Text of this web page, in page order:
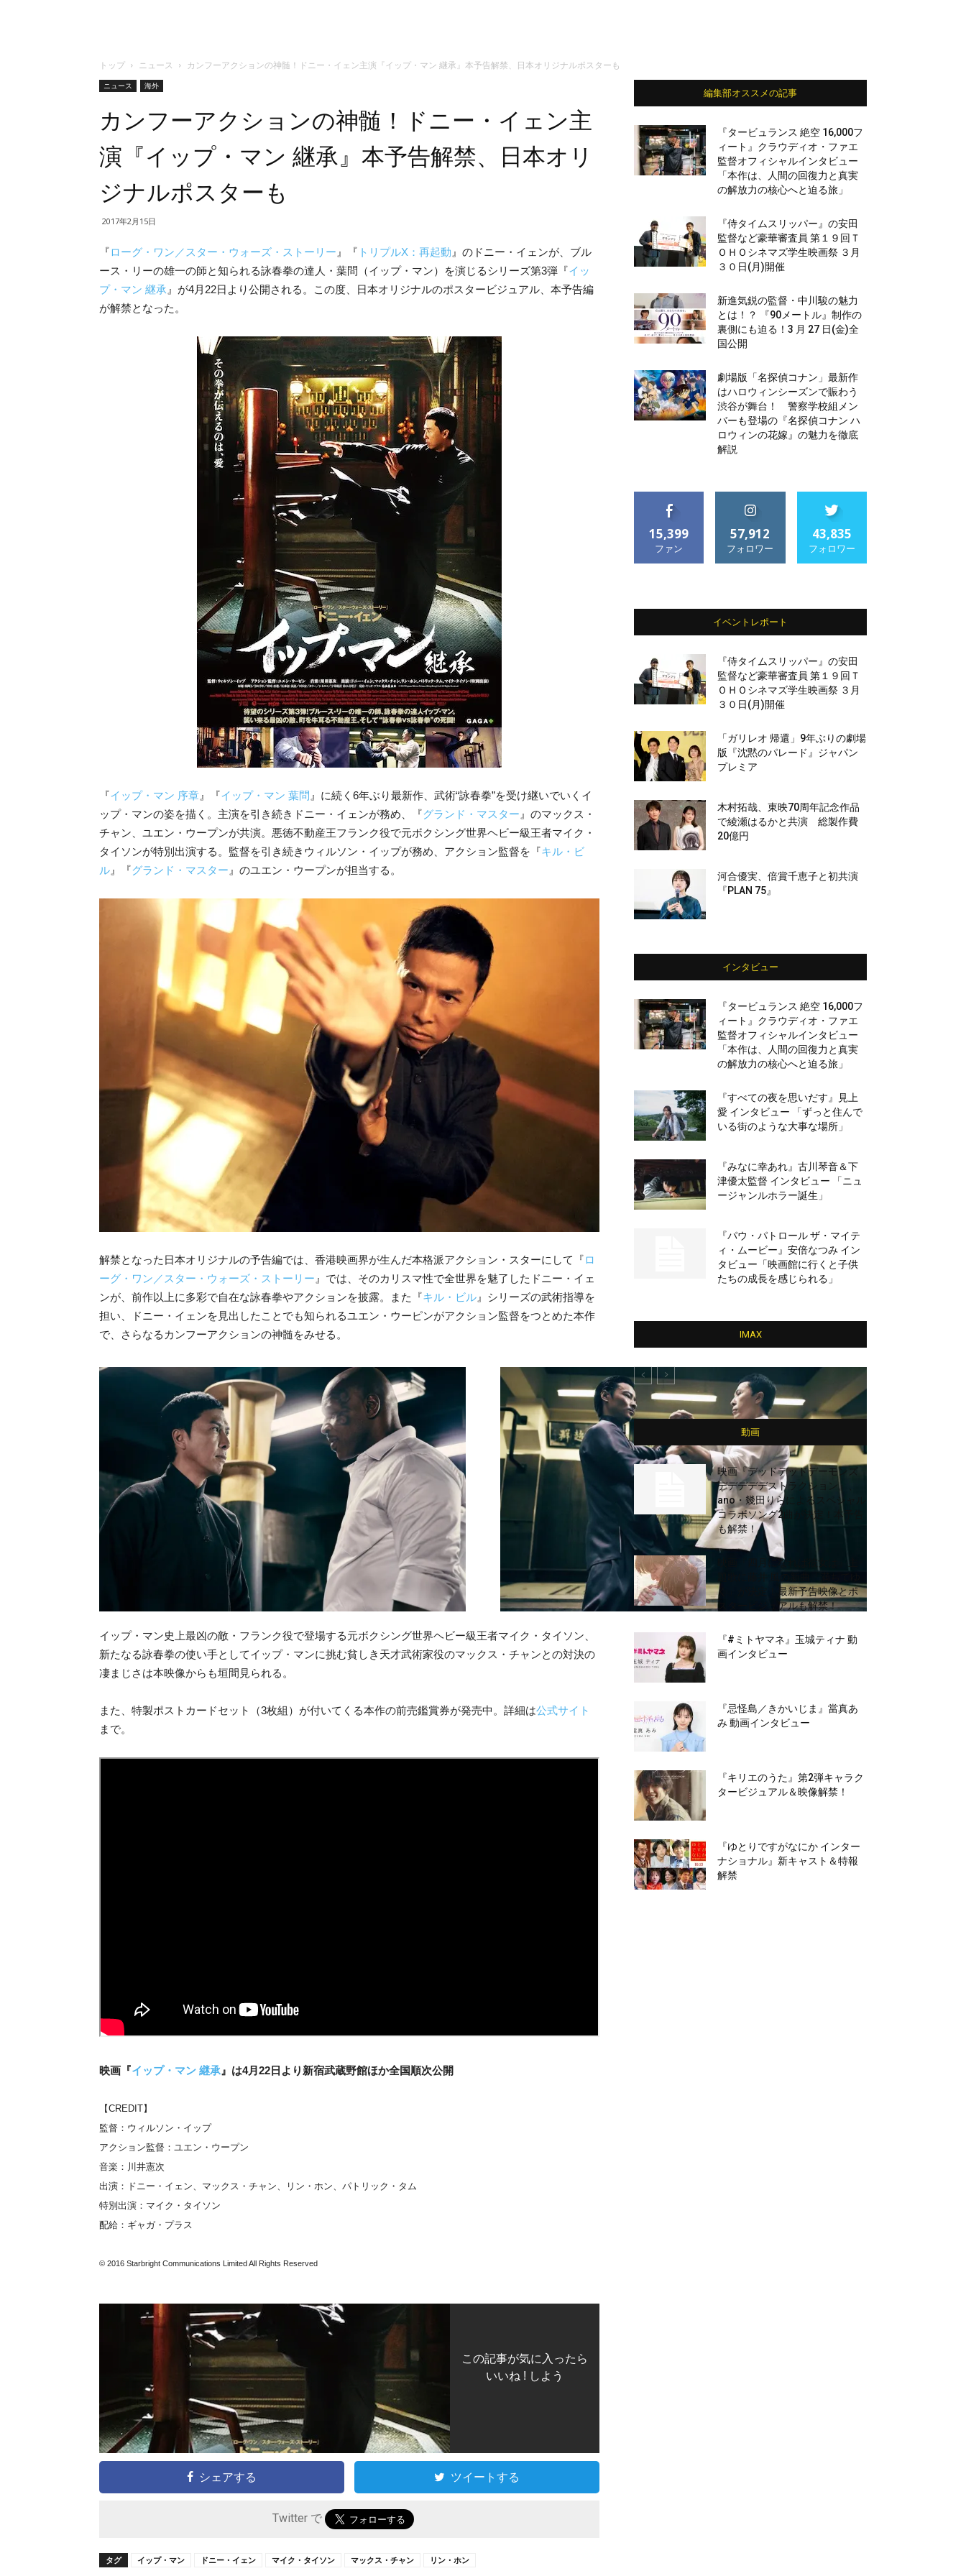
トップ ニュース カンフーアクションの神髄！ドニー・イェン主演『イップ・マン 継承』本予告解禁、日本オリジナルポスターも
ニュース 海外
カンフーアクションの神髄！ドニー・イェン主
演『イップ・マン 継承』本予告解禁、日本オリ
ジナルポスターも
2017年2月15日
『ローグ・ワン／スター・ウォーズ・ストーリー 』『 トリプルX：再起動 』のドニー・イェンが、ブル
ース・リーの雄一の師と知られる詠春拳の達人・葉問（イップ・マン）を演じるシリーズ第3弾『イッ
プ・マン 継承 』が4月22日より公開される。この度、日本オリジナルのポスタービジュアル、本予告編
が解禁となった。
『イップ・マン 序章 』『イップ・マン 葉問 』に続く6年ぶり最新作、武術“詠春拳”を受け継いでいくイ
ップ・マンの姿を描く。主演を引き続きドニー・イェンが務め、『グランド・マスター 』のマックス・
チャン、ユエン・ウープンが共演。悪徳不動産王フランク役で元ボクシング世界ヘビー級王者マイク・
タイソンが特別出演する。監督を引き続きウィルソン・イップが務め、アクション監督を『キル・ビ
ル 』『グランド・マスター 』のユエン・ウープンが担当する。
解禁となった日本オリジナルの予告編では、香港映画界が生んだ本格派アクション・スターにして『ロ
ーグ・ワン／スター・ウォーズ・ストーリー 』では、そのカリスマ性で全世界を魅了したドニー・イェ
ンが、前作以上に多彩で自在な詠春拳やアクションを披露。また『キル・ビル 』シリーズの武術指導を
担い、ドニー・イェンを見出したことでも知られるユエン・ウーピンがアクション監督をつとめた本作
で、さらなるカンフーアクションの神髄をみせる。
イップ・マン史上最凶の敵・フランク役で登場する元ボクシング世界ヘビー級王者マイク・タイソン、
新たなる詠春拳の使い手としてイップ・マンに挑む貧しき天才武術家役のマックス・チャンとの対決の
凄まじさは本映像からも垣間見られる。
また、特製ポストカードセット（3枚組）が付いてくる本作の前売鑑賞券が発売中。詳細は公式サイト
まで。
映画『イップ・マン 継承 』は4月22日より新宿武蔵野館ほか全国順次公開
【CREDIT】
監督：ウィルソン・イップ
アクション監督：ユエン・ウープン
音楽：川井憲次
出演：ドニー・イェン、マックス・チャン、リン・ホン、パトリック・タム
特別出演：マイク・タイソン
配給：ギャガ・プラス
© 2016 Starbright Communications Limited All Rights Reserved
この記事が気に入ったら
いいね ! しよう
シェアする ツイートする
Twitter で
タグ イップ・マン ドニー・イェン マイク・タイソン マックス・チャン リン・ホン
編集部オススメの記事
『タービュランス 絶空 16,000フ
ィート』クラウディオ・ファエ
監督オフィシャルインタビュー
「本作は、人間の回復力と真実
の解放力の核心へと迫る旅」
『侍タイムスリッパー』の安田
監督など豪華審査員 第１９回Ｔ
ＯＨＯシネマズ学生映画祭 ３月
３０日(月)開催
新進気鋭の監督・中川駿の魅力
とは！？ 『90メートル』制作の
裏側にも迫る！3 月 27 日(金)全
国公開
劇場版「名探偵コナン」最新作
はハロウィンシーズンで賑わう
渋谷が舞台！ 警察学校組メン
バーも登場の『名探偵コナン ハ
ロウィンの花嫁』の魅力を徹底
解説
15,399
ファン
57,912
フォロワー
43,835
フォロワー
イベントレポート
『侍タイムスリッパー』の安田
監督など豪華審査員 第１９回Ｔ
ＯＨＯシネマズ学生映画祭 ３月
３０日(月)開催
「ガリレオ 帰還」9年ぶりの劇場
版『沈黙のパレード』ジャパン
プレミア
木村拓哉、東映70周年記念作品
で綾瀬はるかと共演 総製作費
20億円
河合優実、倍賞千恵子と初共演
『PLAN 75』
インタビュー
『タービュランス 絶空 16,000フ
ィート』クラウディオ・ファエ
監督オフィシャルインタビュー
「本作は、人間の回復力と真実
の解放力の核心へと迫る旅」
『すべての夜を思いだす』見上
愛 インタビュー 「ずっと住んで
いる街のような大事な場所」
『みなに幸あれ』古川琴音＆下
津優太監督 インタビュー 「ニュ
ージャンルホラー誕生」
『パウ・パトロール ザ・マイテ
ィ・ムービー』安倍なつみ イン
タビュー「映画館に行くと子供
たちの成長を感じられる」
IMAX
動画
映画『デッドデッドデーモンズ
デデデデデストラクション』、
ano・幾田りらによるスペシャル
コラボソング2曲が決定！本予告
も解禁！
映画『四月になれば彼女は』主
く」が決定！最新予告映像とポ
スタービジュアルも解禁！
『#ミトヤマネ』玉城ティナ 動
画インタビュー
『忌怪島／きかいじま』當真あ
み 動画インタビュー
『キリエのうた』第2弾キャラク
タービジュアル＆映像解禁！
『ゆとりですがなにか インター
ナショナル』新キャスト＆特報
解禁